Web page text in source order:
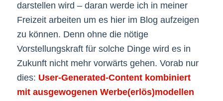
darstellen wird – daran werde ich in meiner
Freizeit arbeiten um es hier im Blog aufzeigen
zu können. Denn ohne die nötige
Vorstellungskraft für solche Dinge wird es in
Zukunft nicht mehr vorwärts gehen. Vorab nur
dies: User-Generated-Content kombiniert
mit ausgewogenen Werbe(erlös)modellen